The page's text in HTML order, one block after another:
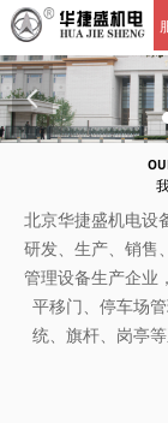
首页
关于我们
产品展厅
招商加盟
联系我们
北京华捷盛机电设
研发、生产、销售
管理设备生产企业
平移门、停车场
统、旗杆、岗亭
넳